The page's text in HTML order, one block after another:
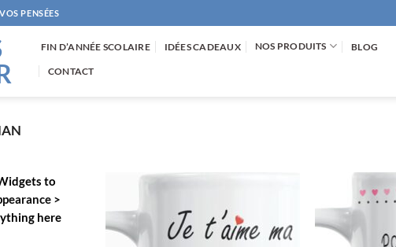
PENSÉES
FIN D’ANNÉE SCOLAIRE IDÉES CADEAUX NOS PRODUITS BLOG
CONTACT
to
>
here
AJOUTER
À LA
LISTE